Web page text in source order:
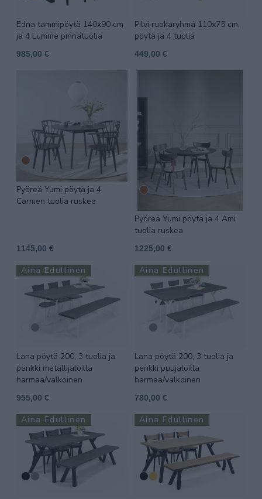
Edna tammipöytä 140x90 cm
ja 4 Lumme pinnatuolia
985,00 €
Pilvi ruokaryhmä 110x75 cm,
pöytä ja 4 tuolia
449,00 €
Pyöreä Yumi pöytä ja 4
Carmen tuolia ruskea
1145,00 €
Pyöreä Yumi pöytä ja 4 Ami
tuolia ruskea
1225,00 €
Aina Edullinen
Lana pöytä 200, 3 tuolia ja
penkki metallijaloilla
harmaa/valkoinen
955,00 €
Aina Edullinen
Lana pöytä 200, 3 tuolia ja
penkki puujaloilla
harmaa/valkoinen
780,00 €
Aina Edullinen Aina Edullinen